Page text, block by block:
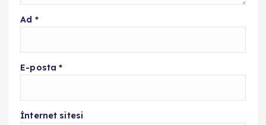
Ad *
E-posta*
İnternet sitesi